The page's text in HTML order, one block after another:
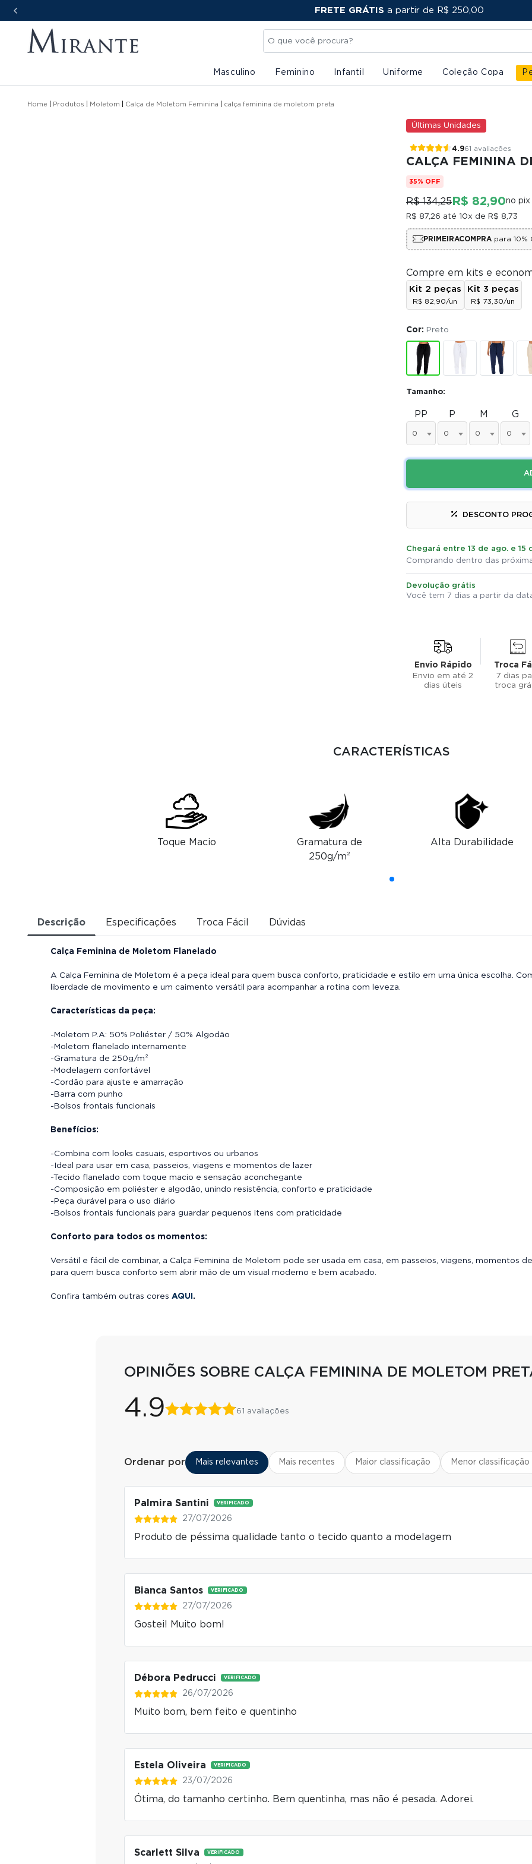
PRIMEIRACOMPRA
FRETE GRÁTIS a partir de R$ 250,00
Masculino Feminino Infantil Uniforme Coleção Copa
Home Produtos Moletom Calça de Moletom Feminina calça feminina de moletom preta
Últimas Unidades
4.961 avaliações
CALÇA FEMININA
35% OFF
R$ 134,25R$ 82,90no pix
R$ 87,26 até 10x de R$ 8,73
PRIMEIRACOMPRA para 10%
Compre em kits e
Kit 2 peças
R$ 82,90/un
Kit 3 peças
R$ 73,30/un
Cor: Preto
Tamanho:
PP
0
P
0
M
0
G
0
DESCONTO
Chegará entre 13 de ago. e 15
Comprando dentro das
Devolução grátis
Você tem 7 dias a partir da
Envio Rápido
Envio em até 2
dias úteis
Troca
7 dias
troca
CARACTERÍSTICAS
Toque Macio
Gramatura de
250g/m²
Alta Durabilidade
Descrição Especificações Troca Fácil Dúvidas
Calça Feminina de Moletom Flanelado
A Calça Feminina de Moletom é a peça ideal para quem busca conforto, praticidade e estilo em uma única escolha.
liberdade de movimento e um caimento versátil para acompanhar a rotina com leveza.
Características da peça:
-Moletom P.A: 50% Poliéster / 50% Algodão
-Moletom flanelado internamente
-Gramatura de 250g/m²
-Modelagem confortável
-Cordão para ajuste e amarração
-Barra com punho
-Bolsos frontais funcionais
Benefícios:
-Combina com looks casuais, esportivos ou urbanos
-Ideal para usar em casa, passeios, viagens e momentos de lazer
-Tecido flanelado com toque macio e sensação aconchegante
-Composição em poliéster e algodão, unindo resistência, conforto e praticidade
-Peça durável para o uso diário
-Bolsos frontais funcionais para guardar pequenos itens com praticidade
Conforto para todos os momentos:
Versátil e fácil de combinar, a Calça Feminina de Moletom pode ser usada em casa, em passeios, viagens, momentos
para quem busca conforto sem abrir mão de um visual moderno e bem acabado.
Confira também outras cores AQUI .
OPINIÕES SOBRE CALÇA FEMININA DE MOLETOM
4.9 61 avaliações
Ordenar por Mais relevantes Mais recentes Maior classificação Menor classificação
Palmira Santini VERIFICADO
27/07/2026
Produto de péssima qualidade tanto o tecido quanto a modelagem
Bianca Santos VERIFICADO
27/07/2026
Gostei! Muito bom!
Débora Pedrucci VERIFICADO
26/07/2026
Muito bom, bem feito e quentinho
Estela Oliveira VERIFICADO
23/07/2026
Ótima, do tamanho certinho. Bem quentinha, mas não é pesada. Adorei.
Scarlett Silva VERIFICADO